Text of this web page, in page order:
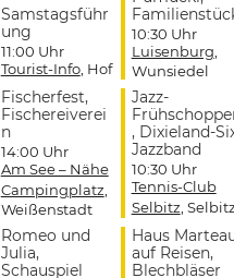
Samstagsführ
ung
11:00 Uhr
Tourist-Info, Hof
Fischerfest,
Fischereiverei
n
14:00 Uhr
Am See – Nähe
Campingplatz
Weißenstadt
Romeo und
Julia,
Schauspiel
10:30 Uhr
Luisenburg
Wunsiedel
Jazz-
, Dixieland-
Jazzband
10:30 Uhr
Tennis-Club
Selbitz ,
Haus
auf Reisen,
Blechbläser